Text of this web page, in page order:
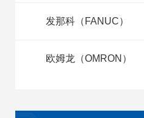
发那科（FANUC）
欧姆龙（OMRON）